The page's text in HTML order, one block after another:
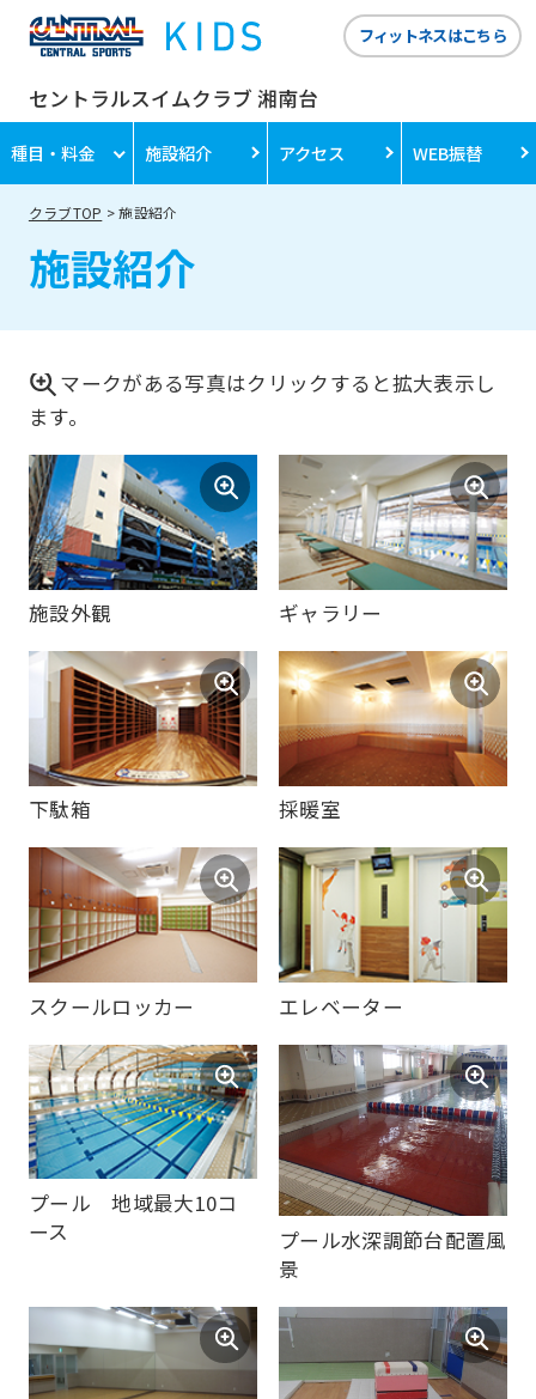
セントラルスイムクラブ 湘南台
フィットネスはこちら
種目・料金 施設紹介 アクセス WEB振替
クラブTOP 施設紹介
施設紹介
マークがある写真はクリックすると拡大表示し
ます。
施設外観 ギャラリー
下駄箱 採暖室
スクールロッカー エレベーター
プール 地域最大10コ
ース
プール水深調節台配置風
景
For
foreigners
Central
Sports
official
website
is
automatically
translated
into
English.
the
link
below
(start
automatic
translation)
to
return
to